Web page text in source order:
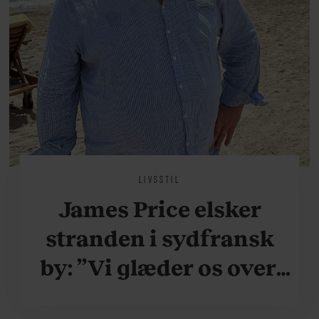
LIVSSTIL
James Price elsker
stranden i sydfransk
by: ”Vi glæder os over,